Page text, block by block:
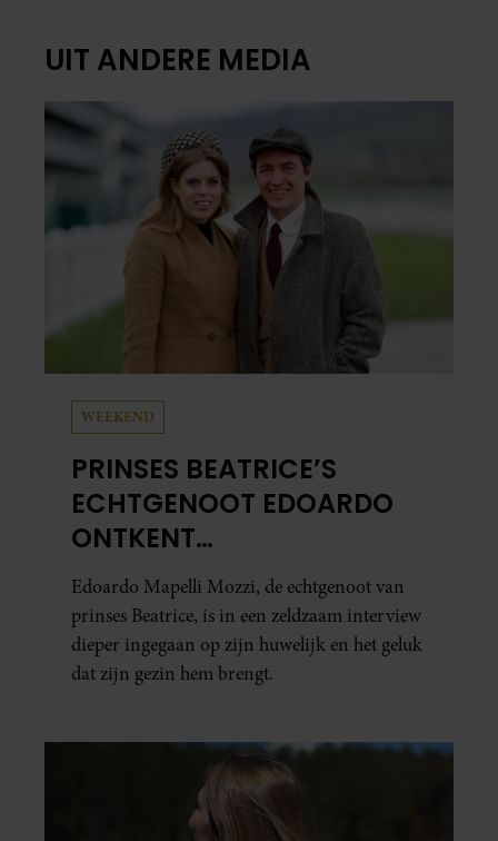
UIT ANDERE MEDIA
WEEKEND
PRINSES BEATRICE’S
ECHTGENOOT EDOARDO
ONTKENT
HUWELIJKSPROBLEMEN
Edoardo Mapelli Mozzi, de echtgenoot van
prinses Beatrice, is in een zeldzaam interview
dieper ingegaan op zijn huwelijk en het geluk
dat zijn gezin hem brengt.